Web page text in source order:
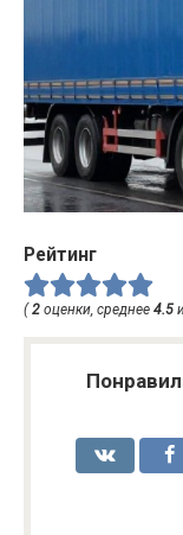
Рейтинг
( 2 оценки, среднее 4.5